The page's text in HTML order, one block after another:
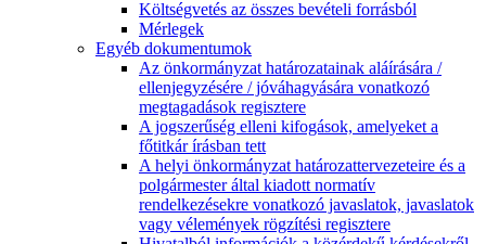
Költségvetés az összes bevételi forrásból
Mérlegek
Egyéb dokumentumok
Az önkormányzat határozatainak aláírására /
ellenjegyzésére / jóváhagyására vonatkozó
megtagadások regisztere
A jogszerűség elleni kifogások, amelyeket a
főtitkár írásban tett
A helyi önkormányzat határozattervezeteire és a
polgármester által kiadott normatív
rendelkezésekre vonatkozó javaslatok, javaslatok
vagy vélemények rögzítési regisztere